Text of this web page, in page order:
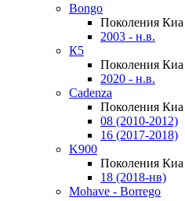
Bongo
Поколения
2003 - н.в.
К5
Поколения
2020 - н.в.
Cadenza
Поколения Киа
08 (2010-2012)
16 (2017-2018)
K900
Поколения
18 (2018-нв)
Mohave - Borrego